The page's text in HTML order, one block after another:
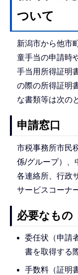
ついて
新潟市から他市
童手当の申請時
手当用所得証明
の際の所得証明
な書類等は次の
申請窓口
市税事務所市民
係/グループ）、
各連絡所、行政
サービスコーナ
必要なもの
委任状（申請
書を取得する
手数料（証明